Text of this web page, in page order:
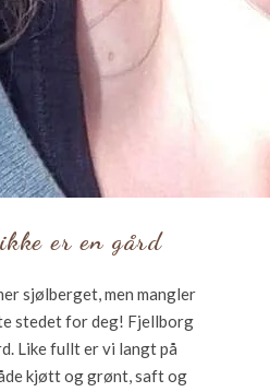
er en gård
sjølberget, men mangler
stedet for deg! Fjellborg
Like fullt er vi langt på
kjøtt og grønt, saft og